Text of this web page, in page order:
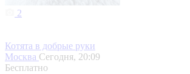
2
Котята в добрые руки
Москва Сегодня, 20:09
Бесплатно